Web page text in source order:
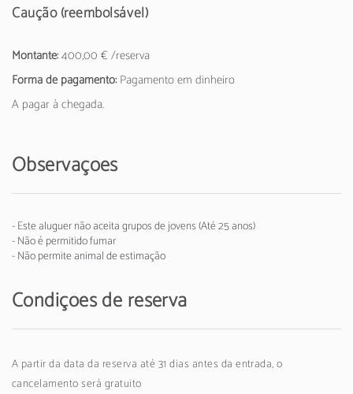
Caução (reembolsável)
Montante:400,00 € /reserva
Forma de pagamento:Pagamento em dinheiro
A pagar à chegada.
Observações
- Este aluguer não aceita grupos de jovens (Até 25 anos)
- Não é permitido fumar
- Não permite animal de estimação
Condições de reserva
A partir da data da reserva até 31 dias antes da entrada, o
cancelamento será gratuito